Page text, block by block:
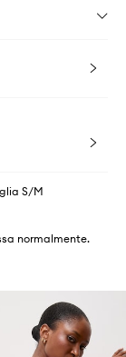
S/M
normalmente.